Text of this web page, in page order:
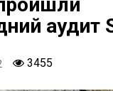
аудит
3455